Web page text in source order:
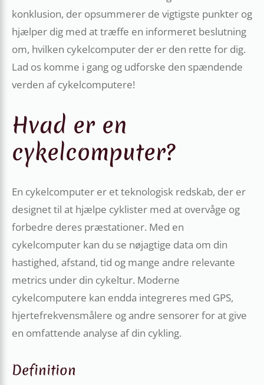
konklusion, der opsummerer de vigtigste punkter og
hjælper dig med at træffe en informeret beslutning
om, hvilken cykelcomputer der er den rette for dig.
Lad os komme i gang og udforske den spændende
verden af cykelcomputere!
Hvad er en
cykelcomputer?
En cykelcomputer er et teknologisk redskab, der er
designet til at hjælpe cyklister med at overvåge og
forbedre deres præstationer. Med en
cykelcomputer kan du se nøjagtige data om din
hastighed, afstand, tid og mange andre relevante
metrics under din cykeltur. Moderne
cykelcomputere kan endda integreres med GPS,
hjertefrekvensmålere og andre sensorer for at give
en omfattende analyse af din cykling.
Definition